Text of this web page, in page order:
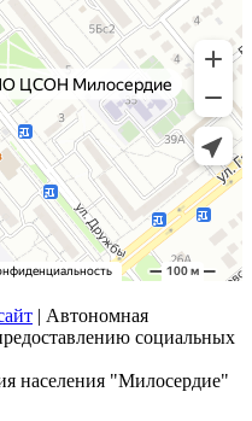
| Автономная
социальных
населения "Милосердие"